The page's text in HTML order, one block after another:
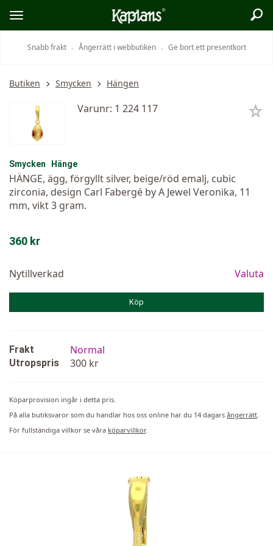
Logo Sök
Öppna/stäng
meny
Snabb frakt Ångerrätt i webbutiken Ge bort ett presentkort
Butiken Smycken Hängen
Varunr: 1 224 117
Smycken Hänge
HÄNGE, ägg, förgyllt silver, beige/röd emalj, cubic
zirconia, design Carl Fabergé by A Jewel Veronika, 11
mm, vikt 3 gram.
360 kr
Nytillverkad Valuta
Köp
Frakt Normal
Utropspris 300 kr
Köparprovision ingår i detta pris.
På alla butiksvaror som du handlar hos oss online har du 14 dagars ångerrätt
För fullständiga villkor se våra köparvillkor.